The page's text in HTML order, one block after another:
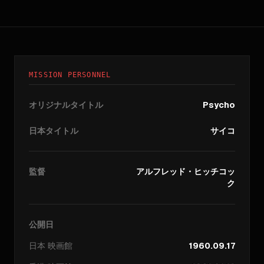
MISSION PERSONNEL
オリジナルタイトル Psycho
日本タイトル サイコ
監督
アルフレッド・ヒッチコッ
ク
公開日
日本 映画館
1960.09.17